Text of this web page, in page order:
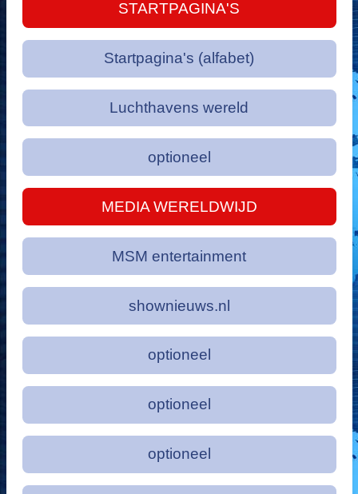
STARTPAGINA'S
Startpagina's (alfabet)
Luchthavens wereld
optioneel
MEDIA WERELDWIJD
MSM entertainment
shownieuws.nl
optioneel
optioneel
optioneel